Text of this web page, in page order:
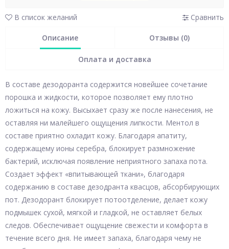
В список желаний Сравнить
Описание Отзывы (0)
Оплата и доставка
В составе дезодоранта содержится новейшее сочетание
порошка и жидкости, которое позволяет ему плотно
ложиться на кожу. Высыхает сразу же после нанесения, не
оставляя ни малейшего ощущения липкости. Ментол в
составе приятно охладит кожу. Благодаря апатиту,
содержащему ионы серебра, блокирует размножение
бактерий, исключая появление неприятного запаха пота.
Создает эффект «впитывающей ткани», благодаря
содержанию в составе дезодранта квасцов, абсорбирующих
пот. Дезодорант блокирует потоотделение, делает кожу
подмышек сухой, мягкой и гладкой, не оставляет белых
следов. Обеспечивает ощущение свежести и комфорта в
течение всего дня. Не имеет запаха, благодаря чему не